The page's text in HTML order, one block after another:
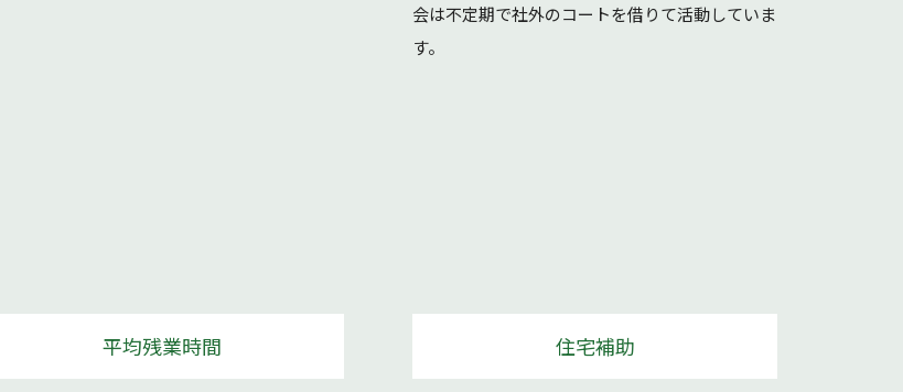
会は不定期で社外のコートを借りて活動していま
す。
平均残業時間 住宅補助